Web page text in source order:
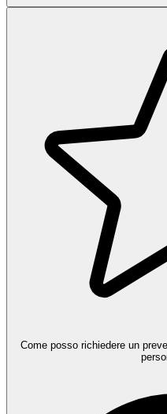
Come posso richiedere un